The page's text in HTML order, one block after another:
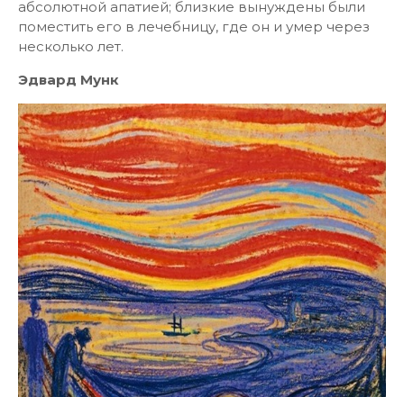
абсолютной апатией; близкие вынуждены были
поместить его в лечебницу, где он и умер через
несколько лет.
Эдвард Мунк